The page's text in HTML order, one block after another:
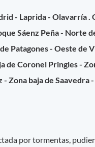
- Laprida - Olavarría .
Sáenz Peña - Norte
Patagones - Oeste de
de Coronel Pringles -
Zona baja de Saavedra
por tormentas,